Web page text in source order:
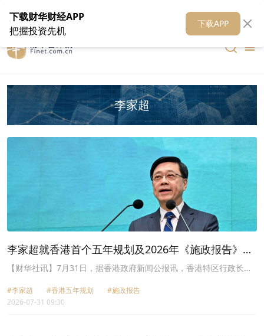
在线客服 关于我们 财华媒体矩阵 财华智库
李家超
李家超就香港首个五年规划及2026年《施政报告》听
取特首顾问团意见
【财华社讯】7月31日，据香港政府新闻公报讯，香港特区行政长官
成员就香港第一个五年规划(香港五年规划)和行政长官2026年《施政
报告》，以及香港整体发展的意见。香港五年规划及行政长官2026年
#李家超 #香港五年规划
#施政报告
2026-07-31 09:30
下载财华财经APP
把握投资先机
下载APP